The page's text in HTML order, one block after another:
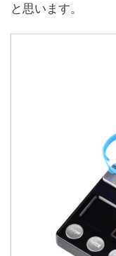
と思います。